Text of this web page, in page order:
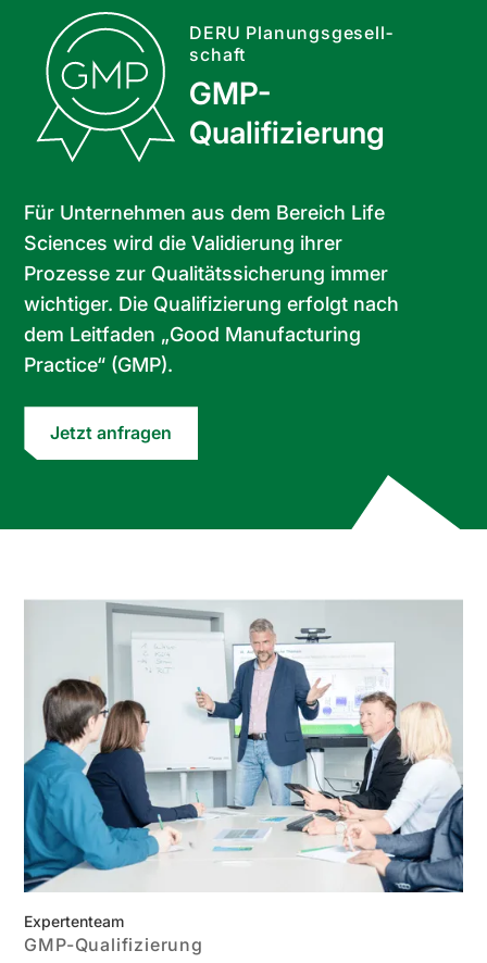
Hook-
Qualifizierung
DERU Planungs­ge­sell­
schaft
GMP-
Qualifizierung
Für Unternehmen aus dem Bereich Life
Sciences wird die Validierung ihrer
Prozesse zur Qualitätssicherung immer
wichtiger. Die Qualifizierung erfolgt nach
dem Leitfaden „Good Manufacturing
Practice“ (GMP).
Jetzt anfragen
Expertenteam
GMP-Qualifizierung